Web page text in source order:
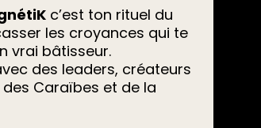
c’est ton rituel du
les croyances qui te
vrai bâtisseur.
des leaders, créateurs
Caraïbes et de la